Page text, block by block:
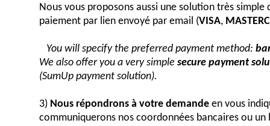
Nous vous proposons aussi une solution très simple
paiement par lien envoyé par email (VISA,
You will specify the preferred payment method:
We also offer you a very simple secure payment
(SumUp payment solution).
3) Nous répondrons à votre demande en vous
communiquerons nos coordonnées bancaires ou